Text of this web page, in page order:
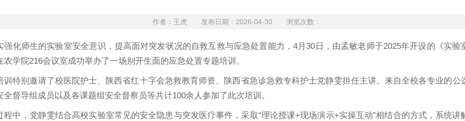
作者：王虎 发布日期：2026-04-30 浏览次数：
强化师生的实验室安全意识，提高面对突发状况的自救互救与应急处置能力，4月30日，由孟敏老师于2025年开设的《实验
农学院216会议室成功举办了一场别开生面的应急处置专题培训。
训特别邀请了校医院护士、陕西省红十字会急救教育师资、陕西省急诊急救专科护士党静雯担任主讲。来自全校各专业的公
全督导组成员以及各课题组安全督察员等共计100余人参加了此次培训。
程中，党静雯结合高校实验室常见的安全隐患与突发医疗事件，采取“理论授课+现场演示+实操互动”相结合的方式，系统讲